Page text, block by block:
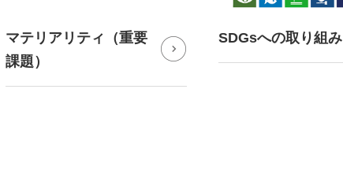
マテリアリティ（重要
課題）
SDGsへの取り組み